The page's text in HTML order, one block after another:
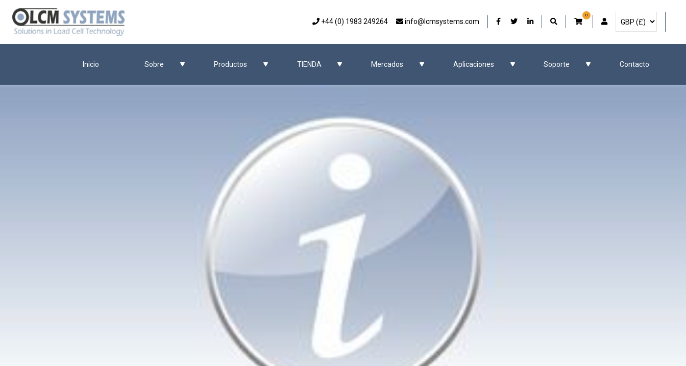
+44 (0) 1983 249264 info@lcmsystems.com Nuestro Facebook
Nuestro Twitter
Nuestro LinkedIn
0
Cuenta de usuario
Seleccione la moneda
Inicio Sobre Productos TIENDA Mercados Aplicaciones Soporte Contacto